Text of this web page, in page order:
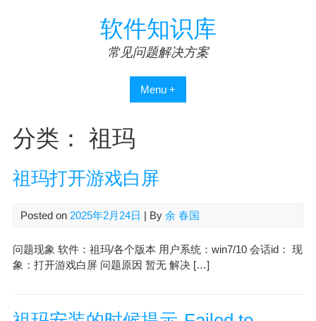
软件知识库
常见问题解决方案
Menu +
分类： 祖玛
祖玛打开游戏白屏
Posted on 2025年2月24日 | By 余 春国
问题现象 软件：祖玛/各个版本 用户系统：win7/10 会话id： 现
象：打开游戏白屏 问题原因 暂无 解决 […]